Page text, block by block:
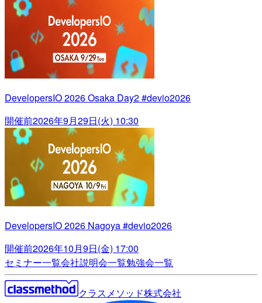
DevelopersIO 2026 Osaka Day2 #devio2026
開催前2026年9月29日(火) 10:30
DevelopersIO 2026 Nagoya #devio2026
開催前2026年10月9日(金) 17:00
セミナー一覧会社説明会一覧勉強会一覧
クラスメソッド株式会社